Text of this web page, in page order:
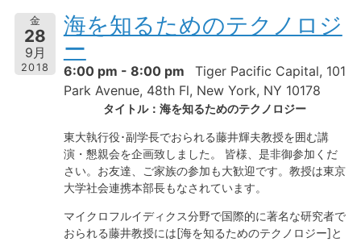
金
28
9月
2018
海を知るためのテクノロジ
ー
6:00 pm - 8:00 pm
Tiger Pacific Capital, 101
Park Avenue, 48th Fl, New York, NY 10178
タイトル：海を知るためのテクノロジー
東大執行役･副学長でおられる藤井輝夫教授を囲む講
演・懇親会を企画致しました。 皆様、是非御参加くだ
さい。お友達、ご家族の参加も大歓迎です。教授は東京
大学社会連携本部長もなされています。
マイクロフルイディクス分野で国際的に著名な研究者で
おられる藤井教授には[海を知るためのテクノロジー]と